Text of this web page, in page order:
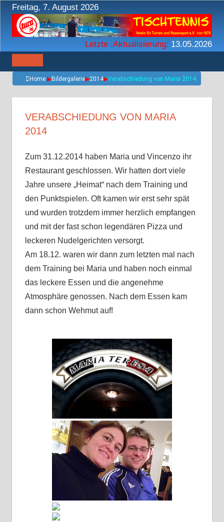
Zum
Inhalt
springen
Freitag, 7. August 2026
Letzte .Aktualisierung: 13.05.2026
Home ▶Bildergalerie▶2014▶Verabschiedung von Maria 2014
VERABSCHIEDUNG VON MARIA
2014
Zum 31.12.2014 haben Maria und Vincenzo ihr
Restaurant geschlossen. Wir hatten dort viele
Jahre unsere „Heimat“ nach dem Training und
den Punktspielen. Oft kamen wir erst sehr spät
und wurden trotzdem immer herzlich empfangen
und mit der fast schon legendären Pizza und
leckeren Nudelgerichten versorgt.
Am 18.12. waren wir dann zum letzten mal nach
dem Training bei Maria und haben noch einmal
das leckere Essen und die angenehme
Atmosphäre genossen. Nach dem Essen kam
dann schon Wehmut auf!